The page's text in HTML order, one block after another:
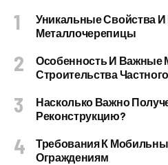
Уникальные Свойства И
Металлочерепицы
Особенность И Важные
Строительства
Насколько Важно
Реконструкцию?
Требования К
Ограждениям